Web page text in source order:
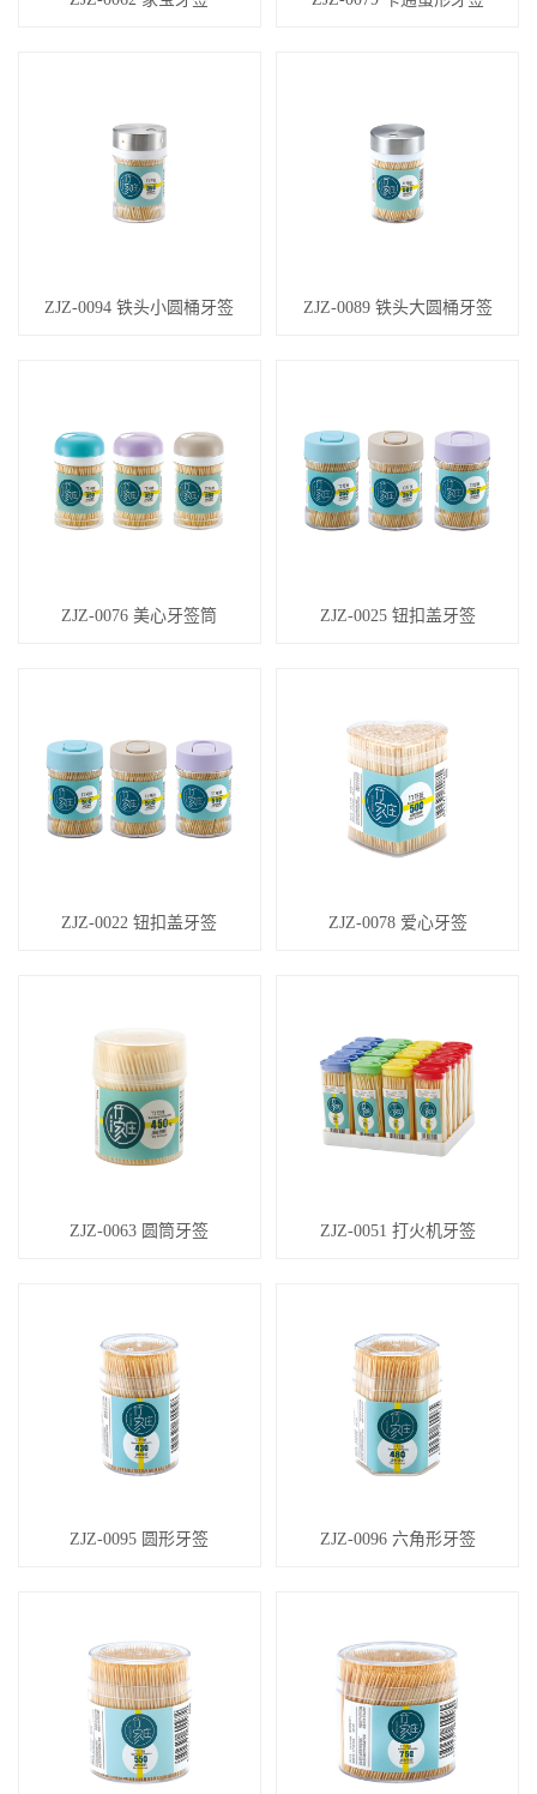
ZJZ-0094 铁头小圆桶牙签 ZJZ-0089 铁头大圆桶牙签
ZJZ-0076 美心牙签筒 ZJZ-0025 钮扣盖牙签
ZJZ-0022 钮扣盖牙签 ZJZ-0078 爱心牙签
ZJZ-0063 圆筒牙签 ZJZ-0051 打火机牙签
ZJZ-0095 圆形牙签 ZJZ-0096 六角形牙签